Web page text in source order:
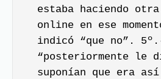
estaba haciendo otra
online en ese
indicó “que no”.
“posteriormente le
suponían que era